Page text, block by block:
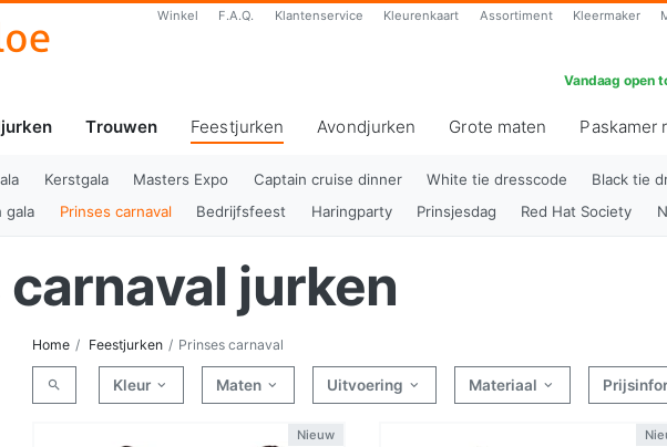
Winkel F.A.Q. Klantenservice Kleurenkaart Assortiment Kleermaker
Vandaag open
Trouwen
Feestjurken
Avondjurken Grote maten Paskamer
Kerstgala Masters Expo Captain cruise dinner White tie dresscode Black tie
gala Prinses carnaval Bedrijfsfeest Haringparty Prinsjesdag Red Hat Society
jurken
Home Feestjurken Prinses carnaval
Kleur Maten Uitvoering Materiaal
Nieuw